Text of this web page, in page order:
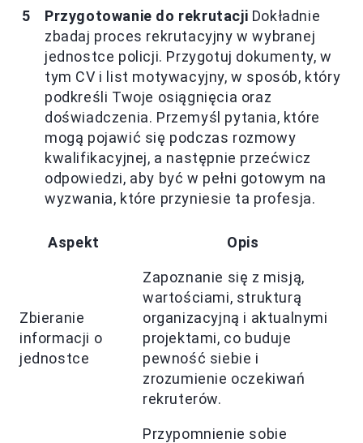
Przygotowanie do rekrutacji Dokładnie
zbadaj proces rekrutacyjny w wybranej
jednostce policji. Przygotuj dokumenty, w
tym CV i list motywacyjny, w sposób, który
podkreśli Twoje osiągnięcia oraz
doświadczenia. Przemyśl pytania, które
mogą pojawić się podczas rozmowy
kwalifikacyjnej, a następnie przećwicz
odpowiedzi, aby być w pełni gotowym na
wyzwania, które przyniesie ta profesja.
Aspekt Opis
Zbieranie
informacji o
jednostce
Zapoznanie się z misją,
wartościami, strukturą
organizacyjną i aktualnymi
projektami, co buduje
pewność siebie i
zrozumienie oczekiwań
rekruterów.
Przypomnienie sobie